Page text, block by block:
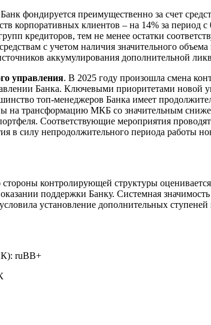
Банк фондируется преимущественно за счет
корпоративных клиентов – на 14% за период
кредиторов, тем не менее остатки
с учетом наличия значительного
аккумулирования дополнительной
управления. В 2025 году произошла смена
Банка. Ключевыми приоритетами
топ-менеджеров Банка имеет
на трансформацию МКБ со значительным
Соответствующие мероприятия
в силу непродолжительного периода работы
контролирующей структуры
поддержки Банку. Системная
установление дополнительных
ruBB+